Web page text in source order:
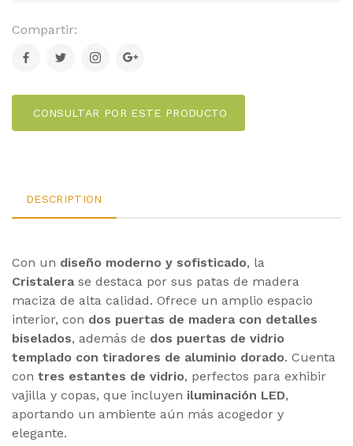
Compartir:
CONSULTAR POR ESTE PRODUCTO
DESCRIPTION
Con un diseño moderno y sofisticado, la
Cristalerase destaca por sus patas de madera
maciza de alta calidad. Ofrece un amplio espacio
interior, con dos puertas de madera con detalles
biselados, además de dos puertas de vidrio
templado con tiradores de aluminio dorado. Cuenta
con tres estantes de vidrio, perfectos para exhibir
vajilla y copas, que incluyen iluminación LED,
aportando un ambiente aún más acogedor y
elegante.